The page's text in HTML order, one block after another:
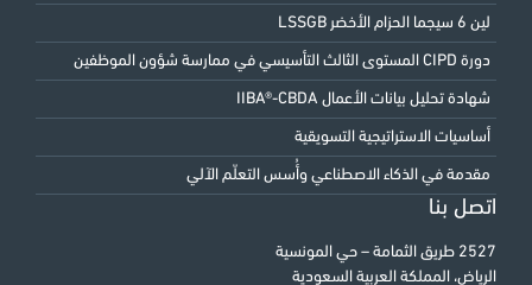
لين 6 سيجما الحزام الأخضر LSSGB
دورة CIPD المستوى الثالث التأسيسي في ممارسة شؤون الموظفين
شهادة تحليل بيانات الأعمال IIBA®-CBDA
أساسيات الاستراتيجية التسويقية
مقدمة في الذكاء الاصطناعي وأُسس التعلّم الآلي
اتصل بنا
2527 طريق الثمامة – حي المونسية
الرياض، المملكة العربية السعودية